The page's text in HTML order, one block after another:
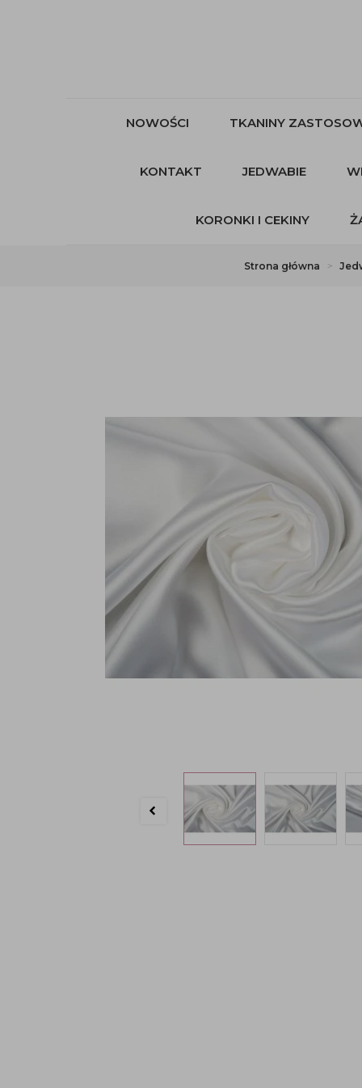
NOWOŚCI TKANINY
KONTAKT JEDWABIE
KORONKI I CEKINY
Strona główna